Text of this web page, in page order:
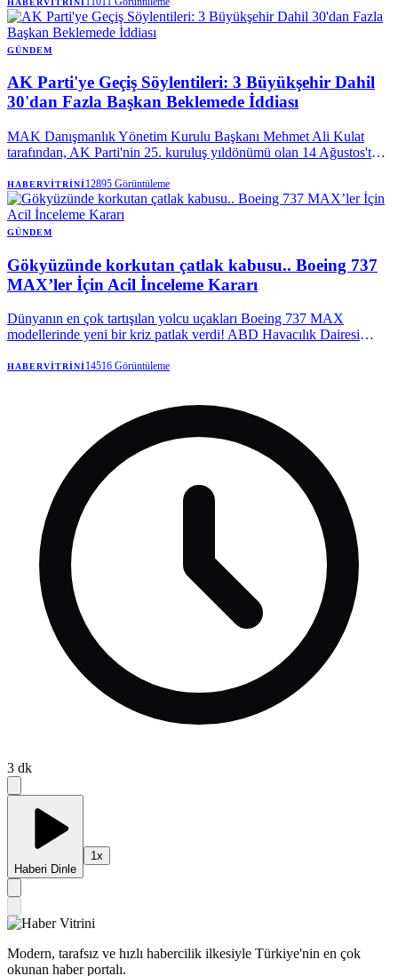
olarak, NATO Antlaşması'nın kolektif savunmaya ilişkin 5.
maddesiyle aynı olduğunu söyledi.
GÜNDEM
AK Parti'ye Geçiş Söylentileri: 3 Büyükşehir Dahil
30'dan Fazla Başkan Beklemede İddiası
MAK Danışmanlık Yönetim Kurulu Başkanı Mehmet Ali Kulat
tarafından, AK Parti'nin 25. kuruluş yıldönümü olan 14 Ağustos'ta,
fazla yerel yöneticinin partiye katılmak üzere sırada olduğu öne
sürüldü. Kulat, bu geçişlerin henüz netlik kazanmadığını da belirtti.
HABERVITRINI12895 Görüntüleme
GÜNDEM
Gökyüzünde korkutan çatlak kabusu.. Boeing 737
MAX’ler İçin Acil İnceleme Kararı
Dünyanın en çok tartışılan yolcu uçakları Boeing 737 MAX
modellerinde yeni bir kriz patlak verdi! ABD Havacılık Dairesi
alarm verdi.
HABERVITRINI14516 Görüntüleme
3 dk
Haberi Dinle
1x
Modern, tarafsız ve hızlı habercilik ilkesiyle Türkiye'nin en çok
okunan haber portalı.